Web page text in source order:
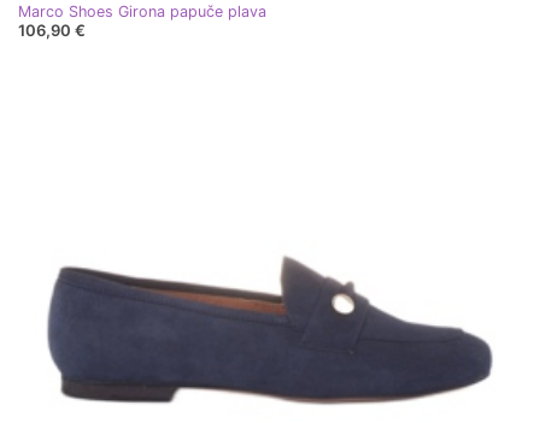
Marco Shoes Girona papuče plava
106,90 €